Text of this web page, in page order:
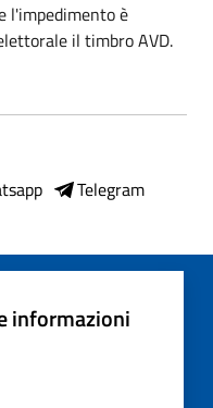
l'impedimento è
il timbro AVD.
Telegram
informazioni